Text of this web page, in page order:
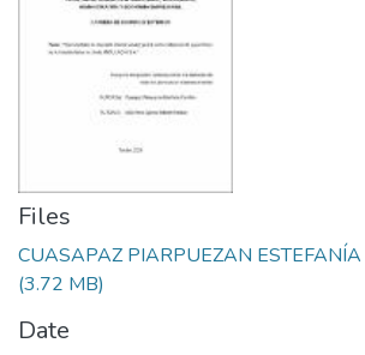
Files
CUASAPAZ PIARPUEZAN
(3.72 MB)
Date